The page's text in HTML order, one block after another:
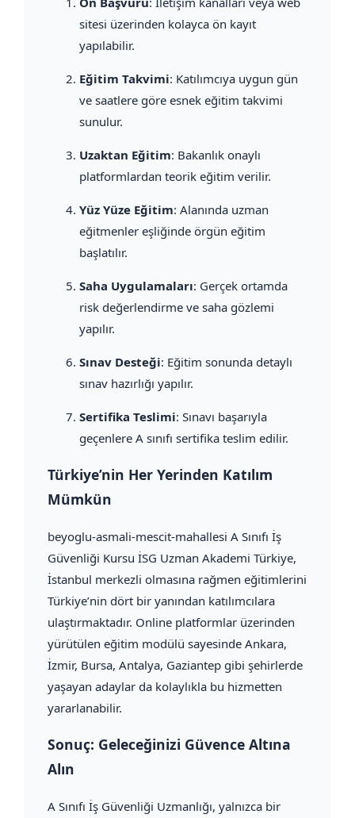
sitesi üzerinden kolayca ön kayıt
yapılabilir.
Eğitim Takvimi: Katılımcıya uygun gün
ve saatlere göre esnek eğitim takvimi
sunulur.
Uzaktan Eğitim: Bakanlık onaylı
platformlardan teorik eğitim verilir.
Yüz Yüze Eğitim: Alanında uzman
eğitmenler eşliğinde örgün eğitim
başlatılır.
Saha Uygulamaları: Gerçek ortamda
risk değerlendirme ve saha gözlemi
yapılır.
Sınav Desteği: Eğitim sonunda detaylı
sınav hazırlığı yapılır.
Sertifika Teslimi: Sınavı başarıyla
geçenlere A sınıfı sertifika teslim edilir.
Türkiye’nin Her Yerinden Katılım
Mümkün
beyoglu-asmali-mescit-mahallesi A Sınıfı İş
Güvenliği Kursu İSG Uzman Akademi Türkiye,
İstanbul merkezli olmasına rağmen eğitimlerini
Türkiye’nin dört bir yanından katılımcılara
ulaştırmaktadır. Online platformlar üzerinden
yürütülen eğitim modülü sayesinde Ankara,
İzmir, Bursa, Antalya, Gaziantep gibi şehirlerde
yaşayan adaylar da kolaylıkla bu hizmetten
yararlanabilir.
Sonuç: Geleceğinizi Güvence Altına
Alın
A Sınıfı İş Güvenliği Uzmanlığı, yalnızca bir